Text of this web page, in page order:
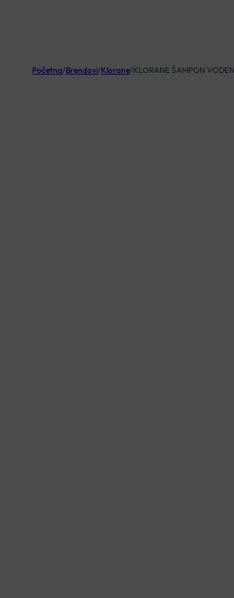
Početna/Brendovi/Klorane/KLORANE ŠAMPON